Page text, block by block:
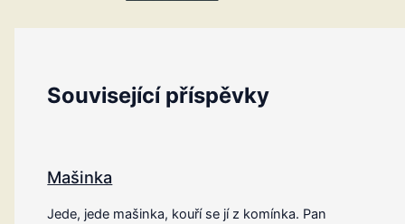
Související příspěvky
Mašinka
Jede, jede mašinka, kouří se jí z komínka. Pan